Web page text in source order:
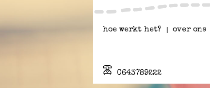
hoe werkt het? over ons
0643789222